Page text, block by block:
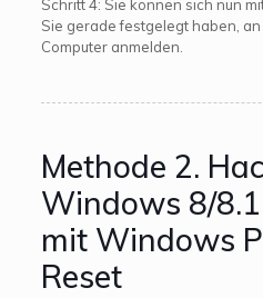
Schritt 4: Sie können sich nun
Sie gerade festgelegt haben,
Computer anmelden.
Methode 2.
Windows 8/
mit Windows
Reset